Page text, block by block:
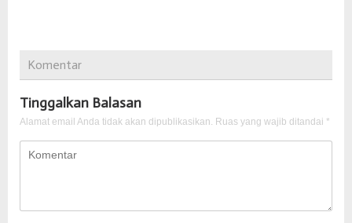
Komentar
Tinggalkan Balasan
Alamat email Anda tidak akan dipublikasikan. Ruas yang wajib ditandai *